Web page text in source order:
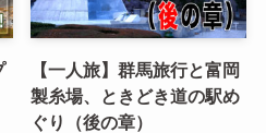
【一人旅】群馬旅行と富岡
製糸場、ときどき道の駅め
ぐり（後の章）